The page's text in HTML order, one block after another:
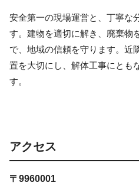
安全第一の現場運営と、丁寧な
す。建物を適切に解き、廃棄物
で、地域の信頼を守ります。近
置を大切にし、解体工事にとも
す。
アクセス
〒9960001